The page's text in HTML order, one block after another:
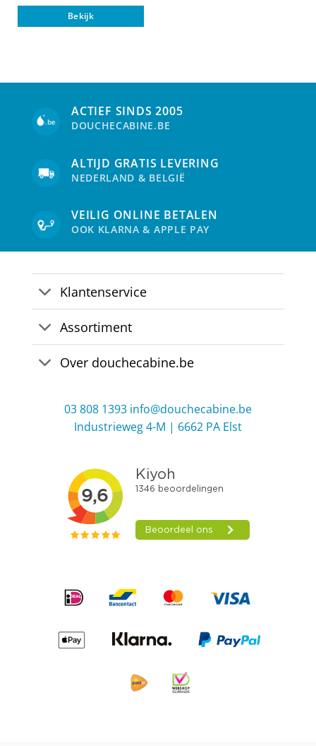
Bekijk
ACTIEF SINDS 2005
DOUCHECABINE.BE
ALTIJD GRATIS LEVERING
NEDERLAND & BELGIË
VEILIG ONLINE BETALEN
OOK KLARNA & APPLE PAY
Klantenservice
Assortiment
Over douchecabine.be
03 808 1393 info@douchecabine.be
Industrieweg 4-M | 6662 PA Elst